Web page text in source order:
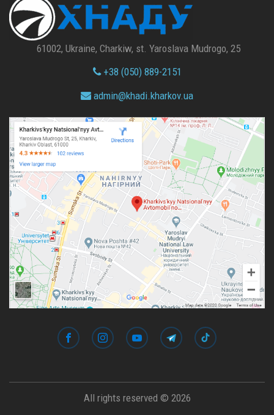
61002, Ukraine, Charkiw, st. Yaroslava Mudrogo, 25
+38 (050) 889-2151
admin@khadi.kharkov.ua
All rights reserved © 2026